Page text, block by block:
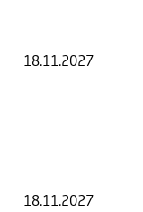
18.11.2027
18.11.2027